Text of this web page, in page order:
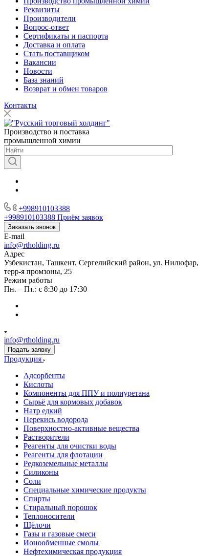
Реквизиты
Производители
Вопрос-ответ
Сертификаты и паспорта
Доставка и оплата
Стать поставщиком
Вакансии
Новости
База знаний
Возврат и обмен товаров
Контакты
Производство и поставка
промышленной химии
+998910103388
+998910103388 Приём заявок
Заказать звонок
E-mail
info@rtholding.ru
Адрес
Узбекистан, Ташкент, Сергелийский район, ул. Нилюфар,
терр-я промзоны, 25
Режим работы
Пн. – Пт.: с 8:30 до 17:30
info@rtholding.ru
Подать заявку
Продукция
Адсорбенты
Кислоты
Компоненты для ППУ и полиуретана
Сырьё для кормовых добавок
Натр едкий
Перекись водорода
Поверхностно-активные вещества
Растворители
Реагенты для очистки воды
Реагенты для флотации
Редкоземельные металлы
Силиконы
Соли
Специальные химические продукты
Спирты
Стиральный порошок
Теплоносители
Щёлочи
Газы и газовые смеси
Ионообменные смолы
Нефтехимическая продукция